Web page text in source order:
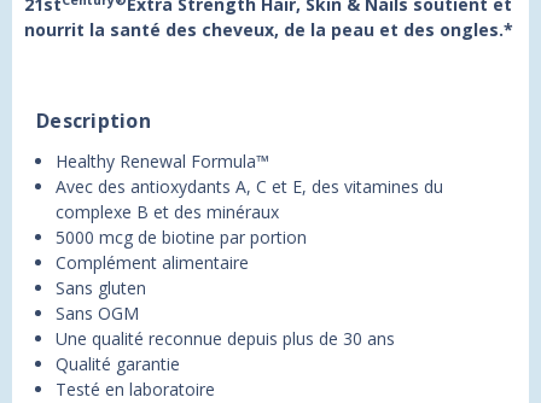
nourrit la santé des cheveux, de la peau et des ongles.*
Description
Healthy Renewal Formula™
Avec des antioxydants A, C et E, des vitamines du
complexe B et des minéraux
5000 mcg de biotine par portion
Complément alimentaire
Sans gluten
Sans OGM
Une qualité reconnue depuis plus de 30 ans
Qualité garantie
Testé en laboratoire